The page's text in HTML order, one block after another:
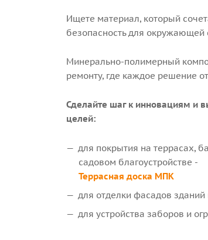
Ищете материал, который
безопасность для окружающей
Минерально-полимерный
ремонту, где каждое решение
Сделайте шаг к инновациям и
целей:
для покрытия на террасах,
садовом благоустройстве -
Террасная доска МПК
для отделки фасадов зданий
для устройства заборов и